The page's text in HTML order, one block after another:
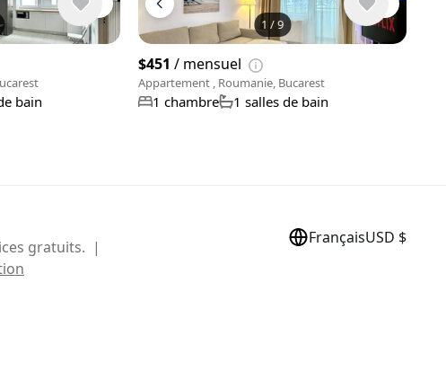
bain
1 /9
$451 / mensuel
Appartement , Roumanie, Bucarest
1 chambre 1 salles de bain
gratuits. |
FrançaisUSD $